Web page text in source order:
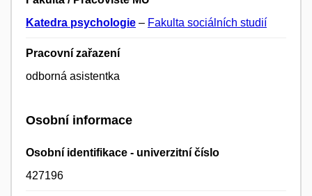
Katedra psychologie – Fakulta sociálních studií
Pracovní zařazení
odborná asistentka
Osobní informace
Osobní identifikace - univerzitní číslo
427196